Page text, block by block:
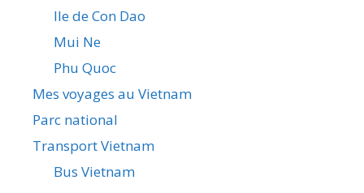
Ile de Con Dao
Mui Ne
Phu Quoc
Mes voyages au Vietnam
Parc national
Transport Vietnam
Bus Vietnam